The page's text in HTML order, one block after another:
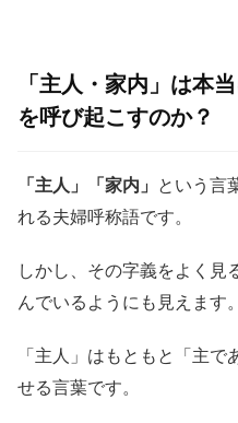
「主人・家内」は本
を呼び起こすのか？
「主人」「家内」 という言
れる夫婦呼称語です。
しかし、その字義をよく見
んでいるようにも見えます。
「主人」はもともと「主
せる言葉です。